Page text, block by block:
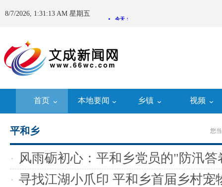
8/7/2026, 1:31:13 AM 星期五
首页 本地要闻 乡镇 视频
您
平和乡
风雨砺初心：平和乡党员的"防汛答
寻找江湖小爪印 平和乡首届乡村宠